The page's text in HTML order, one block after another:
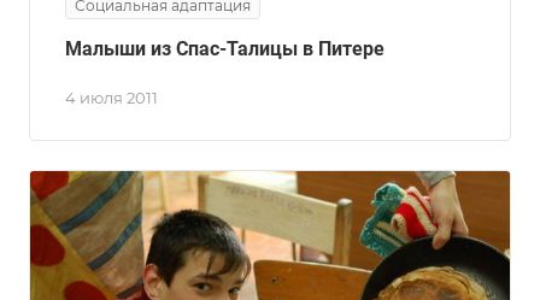
Социальная адаптация
4 июля 2011
Малыши из Спас-Талицы в Питере